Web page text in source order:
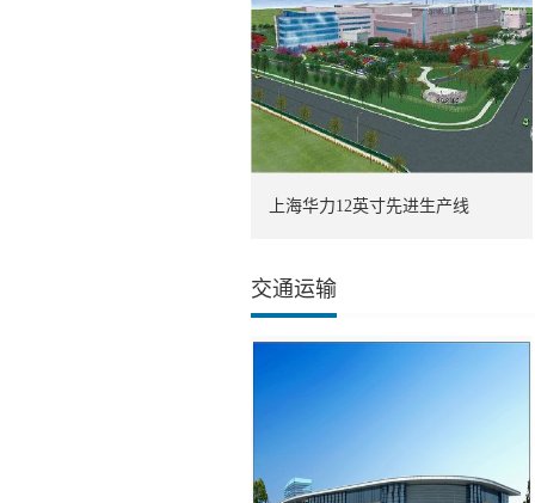
上海华力12英寸先进生产线
交通运输